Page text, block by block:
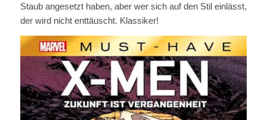
Staub angesetzt haben, aber wer sich auf den Stil einlässt,
der wird nicht enttäuscht. Klassiker!